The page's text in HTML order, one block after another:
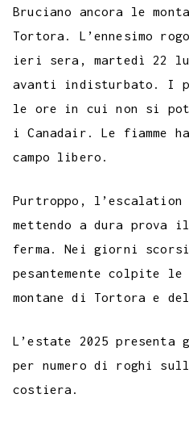
e
b
o
o
k
t
t
e
r
t
s
A
p
p
e
g
r
a
m
s
a
g
e
p
y
L
i
k
Bruciano ancora le
Tortora. L’ennesimo
ieri sera, martedì 22
avanti indisturbato. I
le ore in cui non si
i Canadair. Le fiamme
campo libero.
Purtroppo,
mettendo a dura
ferma. Nei giorni
pesantemente colpite
montane di Tortora e
L’estate 2025 presenta
per numero di roghi
costiera.